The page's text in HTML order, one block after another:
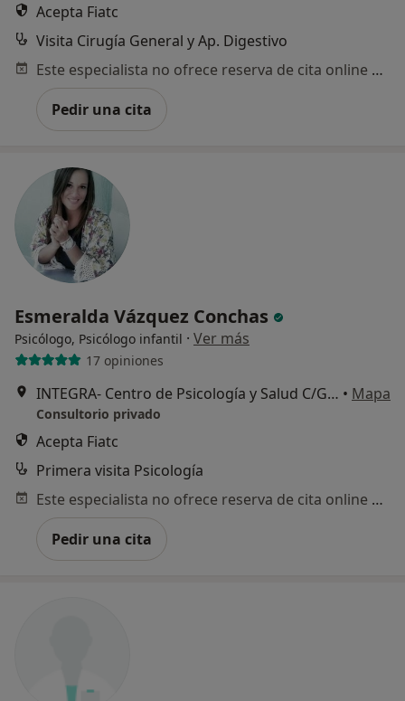
Acepta Fiatc
Visita Cirugía General y Ap. Digestivo
Este especialista no ofrece reserva de cita online en esta dirección.
Pedir una cita
Esmeralda Vázquez Conchas
Psicólogo, Psicólogo infantil · Ver más
17 opiniones
INTEGRA- Centro de Psicología y Salud C/General García de la Herrán, Nº 30 San Fernando 11100 , San Fernando • Mapa
Consultorio privado
Acepta Fiatc
Primera visita Psicología
Este especialista no ofrece reserva de cita online en esta dirección.
Pedir una cita